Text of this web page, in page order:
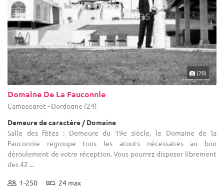
(20)
Domaine De La Fauconnie
Campsegret - Dordogne (24)
Demeure de caractère / Domaine
Salle des fêtes : Demeure du 19e siècle, le Domaine de la
Fauconnie regroupe tous les atouts nécessaires au bon
déroulement de votre réception. Vous pourrez disposer librement
des 42 ...
1-250 24 max